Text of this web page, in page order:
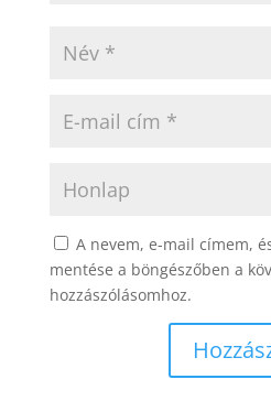
A nevem, e-mail címem,
mentése a böngészőben a
hozzászólásomhoz.